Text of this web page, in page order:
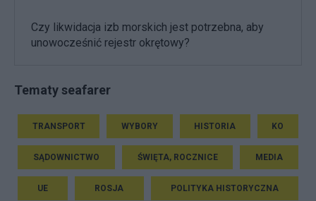
Czy likwidacja izb morskich jest potrzebna, aby
unowocześnić rejestr okrętowy?
Tematy seafarer
TRANSPORT WYBORY HISTORIA KO
SĄDOWNICTWO ŚWIĘTA, ROCZNICE MEDIA
UE ROSJA POLITYKA HISTORYCZNA